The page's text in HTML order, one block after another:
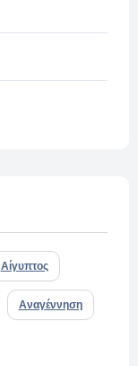
Αίγυπτος
Αναγέννηση